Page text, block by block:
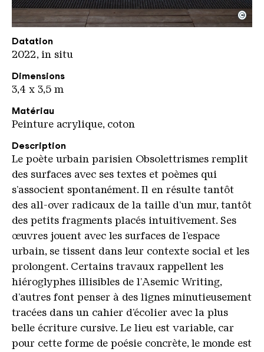
Obsolettrisme 2489
Copyright: Weltkulturerbe Völklinger Hütte / Karl
©
Datation
2022, in situ
Dimensions
3,4 x 3,5 m
Matériau
Peinture acrylique, coton
Description
Le poète urbain parisien Obsolettrismes remplit
des surfaces avec ses textes et poèmes qui
s’associent spontanément. Il en résulte tantôt
des all-over radicaux de la taille d’un mur, tantôt
des petits fragments placés intuitivement. Ses
œuvres jouent avec les surfaces de l’espace
urbain, se tissent dans leur contexte social et les
prolongent. Certains travaux rappellent les
hiéroglyphes illisibles de l’Asemic Writing,
d’autres font penser à des lignes minutieusement
tracées dans un cahier d’écolier avec la plus
belle écriture cursive. Le lieu est variable, car
pour cette forme de poésie concrète, le monde est